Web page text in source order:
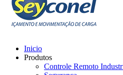
Inicio
Produtos
Controle Remoto